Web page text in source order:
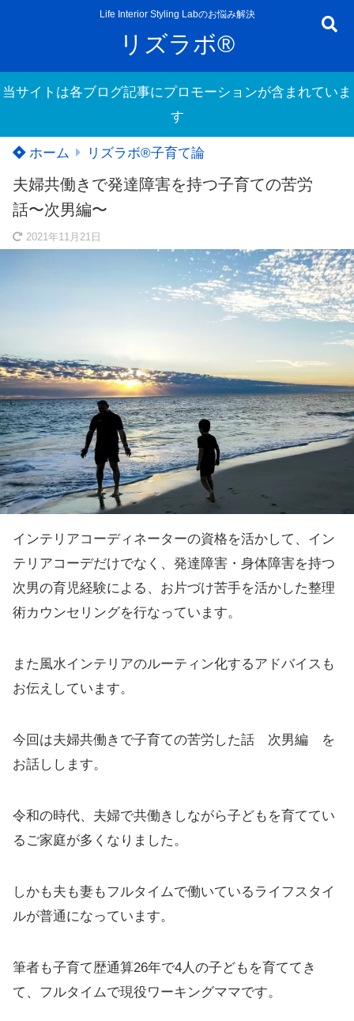
Life Interior Styling Labのお悩み解決
リズラボ®
当サイトは各ブログ記事にプロモーションが含まれていま
す
ホーム リズラボ®️子育て論
夫婦共働きで発達障害を持つ子育ての苦労
話〜次男編〜
2021年11月21日
インテリアコーディネーターの資格を活かして、イン
テリアコーデだけでなく、発達障害・身体障害を持つ
次男の育児経験による、お片づけ苦手を活かした整理
術カウンセリングを行なっています。
また風水インテリアのルーティン化するアドバイスも
お伝えしています。
今回は夫婦共働きで子育ての苦労した話 次男編 を
お話しします。
令和の時代、夫婦で共働きしながら子どもを育ててい
るご家庭が多くなりました。
しかも夫も妻もフルタイムで働いているライフスタイ
ルが普通になっています。
筆者も子育て歴通算26年で4人の子どもを育ててき
て、フルタイムで現役ワーキングママです。